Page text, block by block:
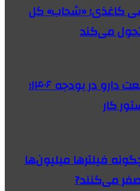
کاغذی؛ «شحاب» کل
می‌کند
تسویه بدهی‌های صنعت دارو در بودجه ۱۴۰۶؛
کار
فیلترها میلیون‌ها
صفر می‌کنند?